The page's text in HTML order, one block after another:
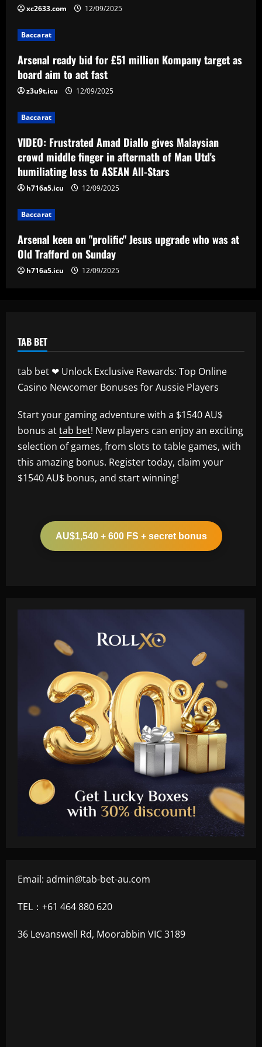
2
Malaysian crowd middle finger in
aftermath of Man Utd's humiliating loss
to ASEAN All-Stars
4
who was at Old Trafford on Sunday
12/09/2025
5
Baccarat
xc2633.com 12/09/2025
Baccarat
Arsenal ready bid for £51 million Kompany target as
board aim to act fast
z3u9t.icu 12/09/2025
Baccarat
VIDEO: Frustrated Amad Diallo gives Malaysian
crowd middle finger in aftermath of Man Utd's
humiliating loss to ASEAN All-Stars
h716a5.icu 12/09/2025
Baccarat
Arsenal keen on "prolific" Jesus upgrade who was at
Old Trafford on Sunday
h716a5.icu 12/09/2025
TAB BET
tab bet ❤ Unlock Exclusive Rewards: Top Online
Casino Newcomer Bonuses for Aussie Players
Start your gaming adventure with a $1540 AU$
bonus attab bet! New players can enjoy an exciting
selection of games, from slots to table games, with
this amazing bonus. Register today, claim your
$1540 AU$ bonus, and start winning!
AU$1,540 + 600 FS + secret bonus
Email: admin@tab-bet-au.com
TEL：+61 464 880 620
36 Levanswell Rd, Moorabbin VIC 3189